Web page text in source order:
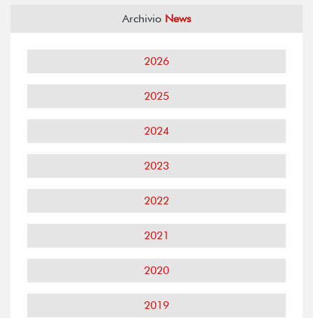
Archivio News
2026
2025
2024
2023
2022
2021
2020
2019